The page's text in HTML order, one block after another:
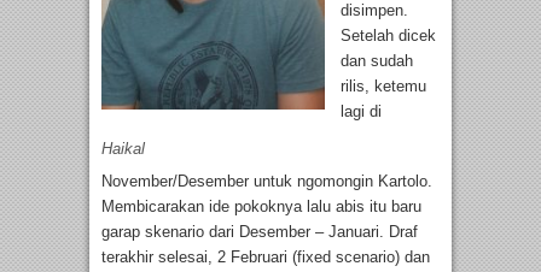
Haikal
disimpen.
Setelah dicek
dan sudah
rilis, ketemu
lagi di
November/Desember untuk ngomongin Kartolo.
Membicarakan ide pokoknya lalu abis itu baru
garap skenario dari Desember – Januari. Draf
terakhir selesai, 2 Februari (fixed scenario) dan